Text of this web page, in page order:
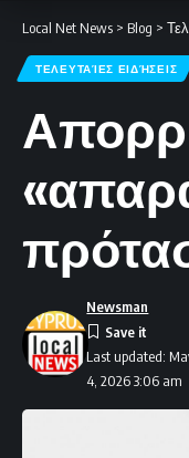
Local Net News > Blog >
ΤΕΛΕΥΤΑΊΕΣ ΕΙΔΉΣΕΙΣ
Last updated:
4, 2026 3:06 am
Newsman